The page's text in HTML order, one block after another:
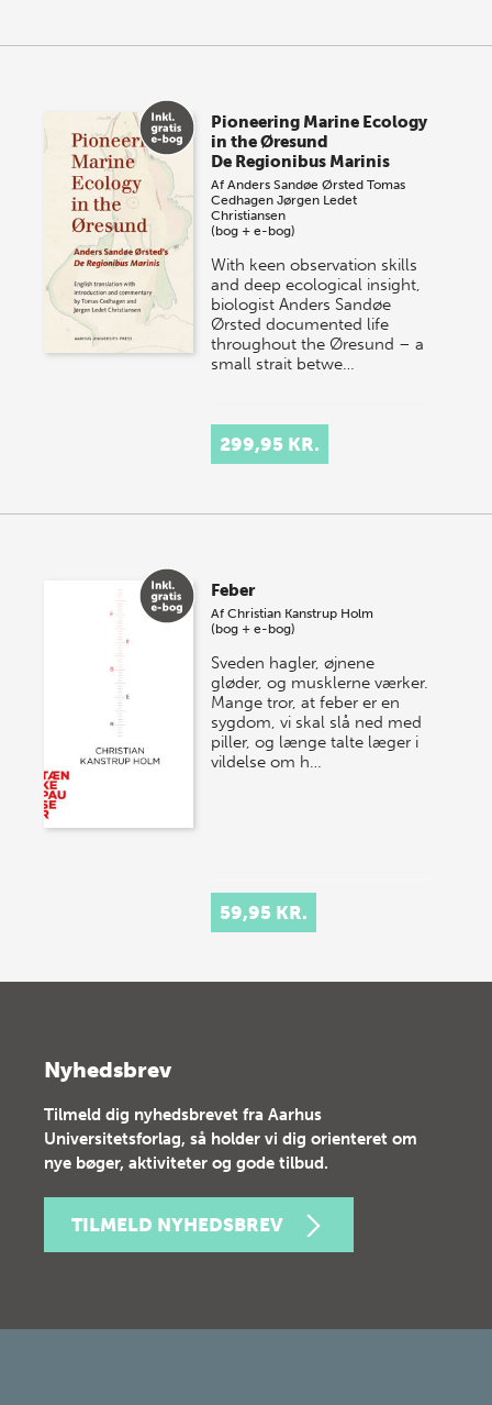
Pioneering Marine Ecology
in the Øresund
De Regionibus Marinis
AfAnders Sandøe Ørsted Tomas
Cedhagen Jørgen Ledet
Christiansen
(bog + e-bog)
With keen observation skills
and deep ecological insight,
biologist Anders Sandøe
Ørsted documented life
throughout the Øresund – a
small strait betwe…
299,95 KR.
Feber
AfChristian Kanstrup Holm
(bog + e-bog)
Sveden hagler, øjnene
gløder, og musklerne værker.
Mange tror, at feber er en
sygdom, vi skal slå ned med
piller, og længe talte læger i
vildelse om h…
59,95 KR.
Nyhedsbrev
Tilmeld dig nyhedsbrevet fra Aarhus
Universitetsforlag, så holder vi dig orienteret om
nye bøger, aktiviteter og gode tilbud.
TILMELD NYHEDSBREV